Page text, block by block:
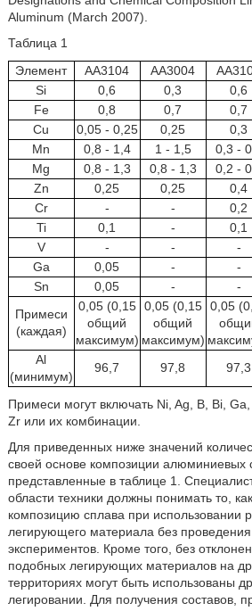
Aluminum (March 2007).
Таблица 1
Элемент
AA3104 AA3004
Si
0,6 0,3 0,6
Fe
0,8 0,7 0,7
Cu
0,05 - 0,25 0,25 0,3
Mn
0,8 - 1,4 1 - 1,5 0,3 -
Mg
0,8 - 1,3 0,8 - 1,3 0,2 -
Zn
0,25 0,25 0,4
Cr
- - 0,2
Ti
0,1 - 0,1
V
- - -
Ga
0,05 - -
Sn
0,05 - -
Примеси
(каждая)
0,05 (0,15
общий
максимум)
0,05 (0,15
общий
максимум)
0,05
Al
(минимум)
96,7 97,8 97,3
Примеси могут включать Ni, Ag, B, Bi,
Zr или их комбинации.
Для приведенных ниже значений
своей основе композиции алюминиевых
представленные в таблице 1.
области техники должны понимать то,
композицию сплава при использовании
легирующего материала без
экспериментов. Кроме того, без
подобных легирующих материалов на
территориях могут быть использованы
легировании. Для получения составов,